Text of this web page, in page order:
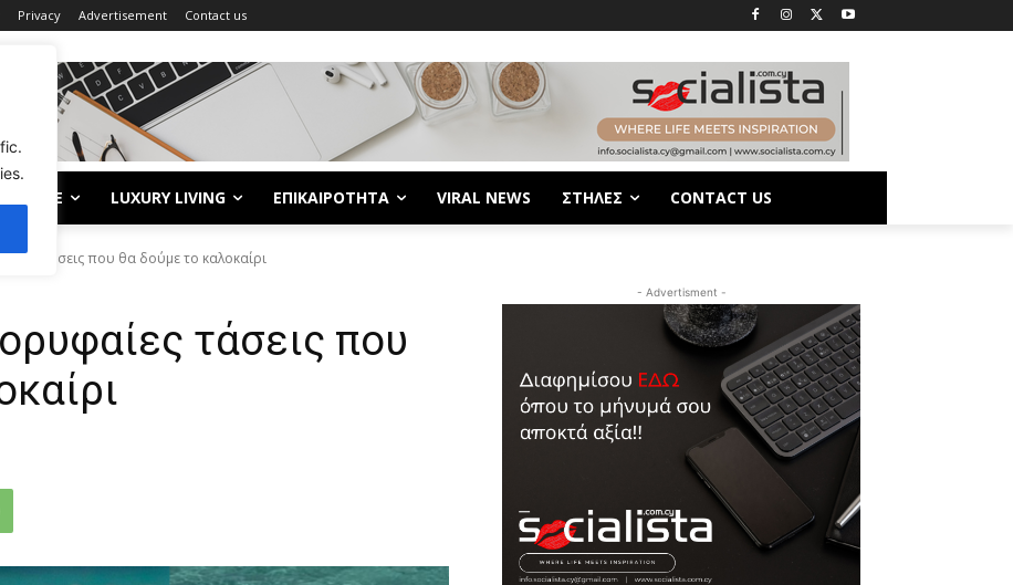
Privacy Advertisement Contact us
LIFE LUXURY LIVING ΕΠΙΚΑΙΡΟΤΗΤΑ VIRAL NEWS ΣΤΗΛΕΣ CONTACT US
τάσεις που θα δούμε το καλοκαίρι
τάσεις που
- Advertisment -